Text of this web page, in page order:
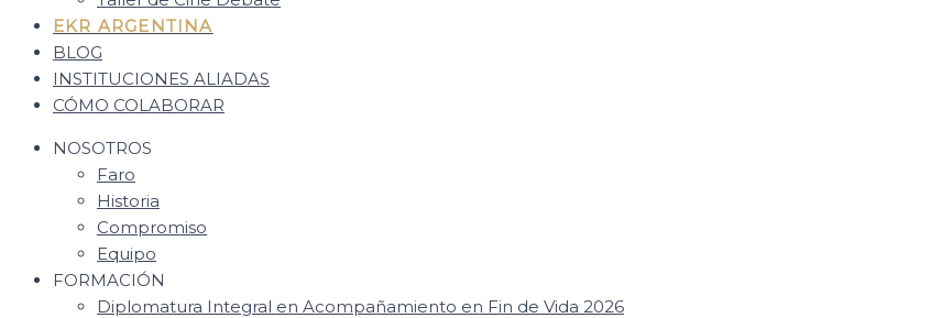
EKR ARGENTINA
BLOG
INSTITUCIONES ALIADAS
CÓMO COLABORAR
NOSOTROS
Faro
Historia
Compromiso
Equipo
FORMACIÓN
Diplomatura Integral en Acompañamiento en Fin de Vida 2026